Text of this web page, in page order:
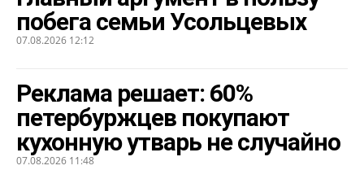
побега семьи Усольцевых
07.08.2026 12:12
Реклама решает: 60%
петербуржцев покупают
кухонную утварь не случайно
07.08.2026 11:48